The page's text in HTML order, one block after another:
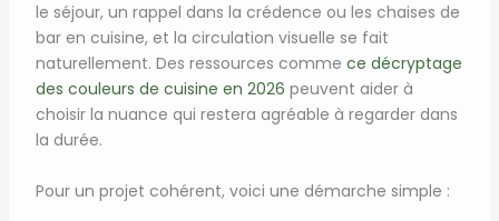
le séjour, un rappel dans la crédence ou les chaises de
bar en cuisine, et la circulation visuelle se fait
naturellement. Des ressources comme ce décryptage
des couleurs de cuisine en 2026 peuvent aider à
choisir la nuance qui restera agréable à regarder dans
la durée.
Pour un projet cohérent, voici une démarche simple :